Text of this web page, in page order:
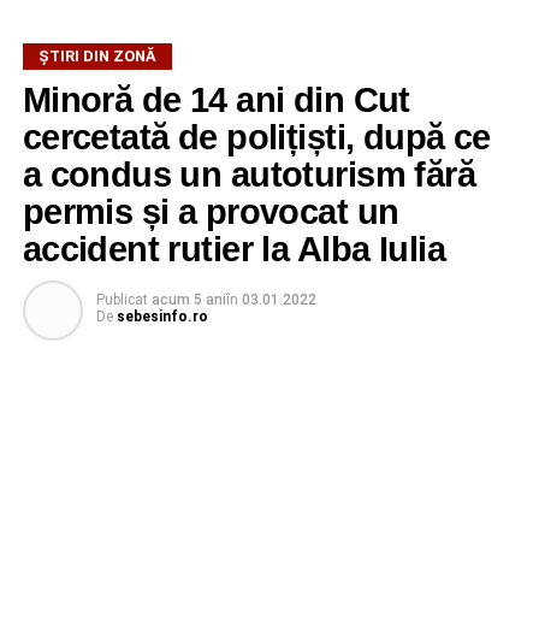
ȘTIRI DIN ZONĂ
Minoră de 14 ani din Cut
cercetată de polițiști, după ce
a condus un autoturism fără
permis și a provocat un
accident rutier la Alba Iulia
Publicat acum 5 aniîn 03.01.2022
De sebesinfo.ro